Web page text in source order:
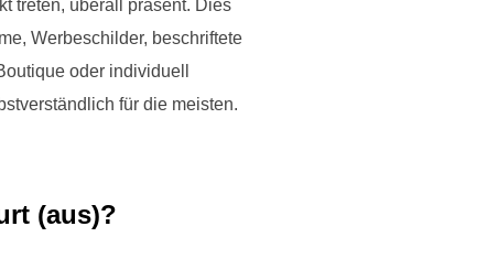
treten, überall präsent. Dies
Werbeschilder, beschriftete
oder individuell
für die meisten.
(aus)?